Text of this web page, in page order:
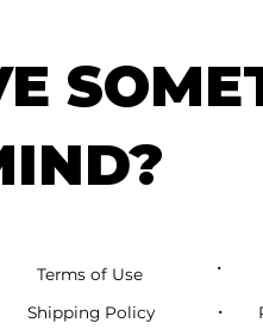
Terms of Use •
Shipping Policy •